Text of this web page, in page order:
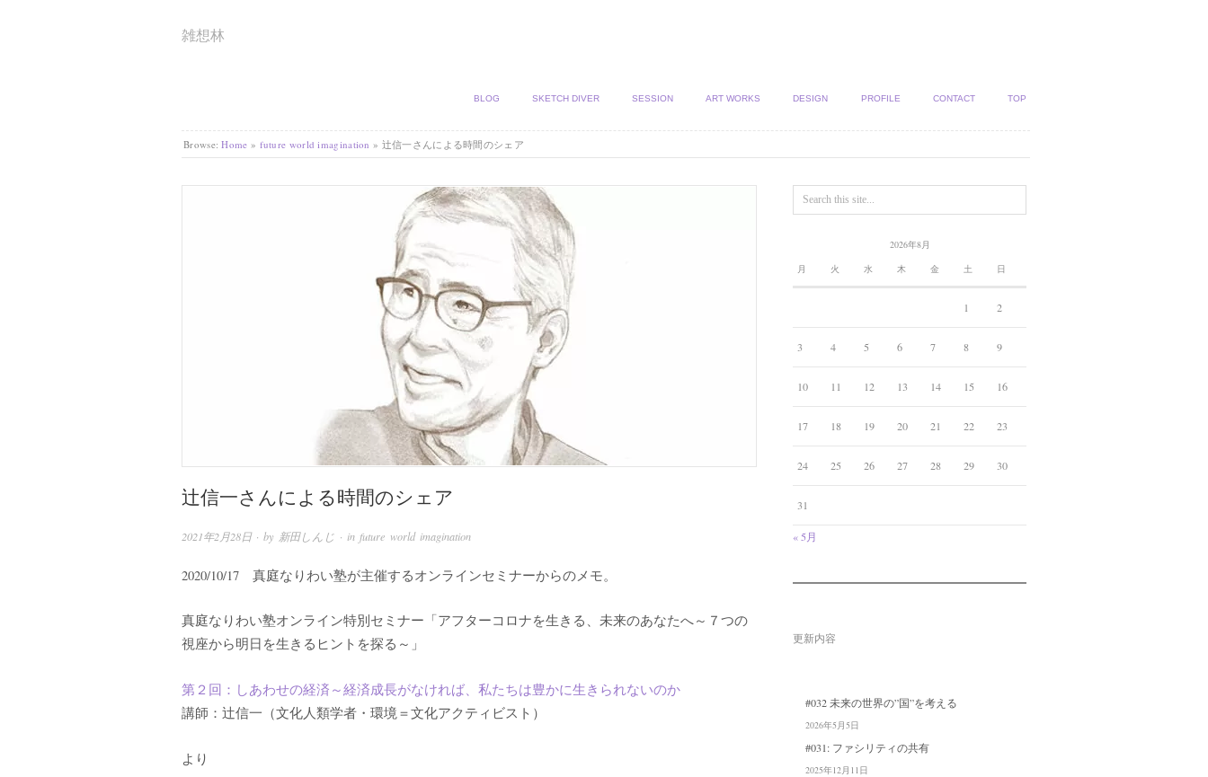
雑想林
BLOG SKETCH DIVER SESSION ART WORKS DESIGN PROFILE CONTACT TOP
Browse: Home » future world imagination » 辻信一さんによる時間のシェア
辻信一さんによる時間のシェア
2021年2月28日· by 新田しんじ · in future world imagination
2020/10/17 真庭なりわい塾が主催するオンラインセミナーからのメモ。
真庭なりわい塾オンライン特別セミナー「アフターコロナを生きる、未来のあなたへ～７つの
視座から明日を生きるヒントを探る～」
第２回：しあわせの経済～経済成長がなければ、私たちは豊かに生きられないのか
講師：辻信一（文化人類学者・環境＝文化アクティビスト）
より
2026年8月
月 火 水 木 金 土 日
1 2
3 4 5 6 7 8 9
10 11 12 13 14 15 16
17 18 19 20 21 22 23
24 25 26 27 28 29 30
31
« 5月
更新内容
#032 未来の世界の”国”を考える
2026年5月5日
#031: ファシリティの共有
2025年12月11日